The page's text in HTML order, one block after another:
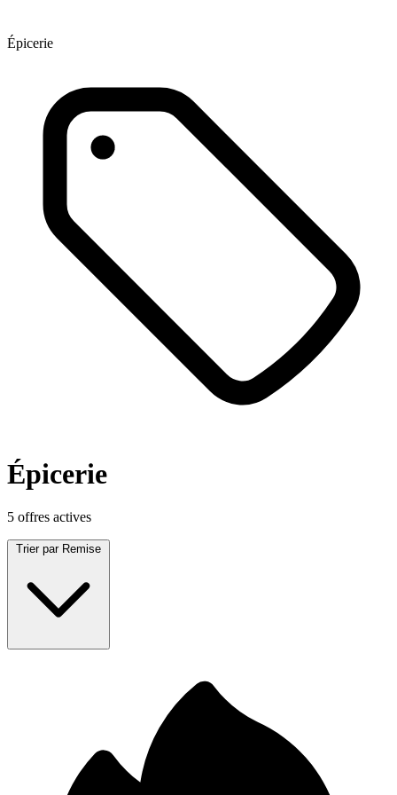
Épicerie
Épicerie
5 offres actives
Trier par Remise